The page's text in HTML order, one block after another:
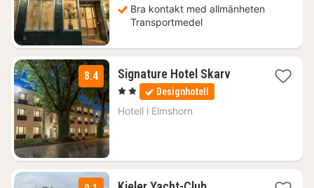
Bra kontakt med allmänheten
Transportmedel
8.4 Signature Hotel Skarv1
, 2 StjärnorDesignhotell
Hotell i Elmshorn